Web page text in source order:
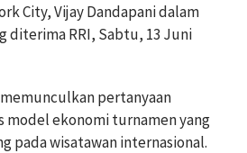
City, Vijay Dandapani dalam
diterima RRI, Sabtu, 13 Juni
pertanyaan
model ekonomi turnamen yang
pada wisatawan internasional.